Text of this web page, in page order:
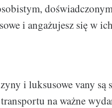
i angażujesz się w
i luksusowe vany są
na ważne